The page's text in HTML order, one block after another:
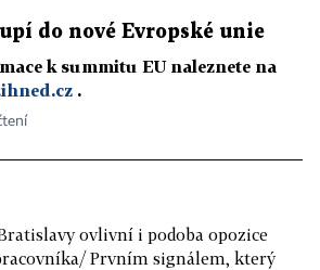
do nové Evropské unie
k summitu EU naleznete na
.
ovlivní i podoba opozice
Prvním signálem, který